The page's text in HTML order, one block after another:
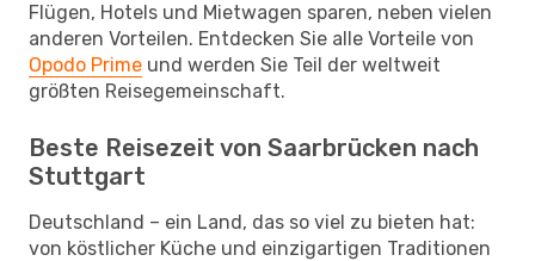
Flügen, Hotels und Mietwagen sparen, neben vielen
anderen Vorteilen. Entdecken Sie alle Vorteile von
Opodo Prime und werden Sie Teil der weltweit
größten Reisegemeinschaft.
Beste Reisezeit von Saarbrücken nach
Stuttgart
Deutschland – ein Land, das so viel zu bieten hat:
von köstlicher Küche und einzigartigen Traditionen